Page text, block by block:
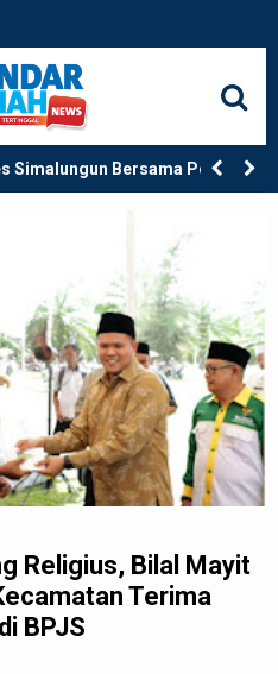
Simalungun Bersama Polsek
Tersangka Curas di Riau Usai
Religius, Bilal Mayit
Terima
BPJS